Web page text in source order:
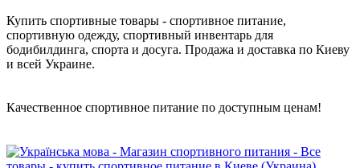
Купить спортивные товары - спортивное питание,
спортивную одежду, спортивный инвентарь для
бодибилдинга, спорта и досуга. Продажа и доставка по Киеву
и всей Украине.
Качественное спортивное питание по доступным ценам!